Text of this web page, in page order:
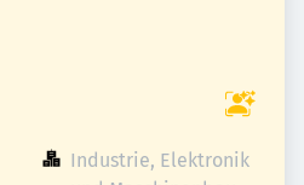
Industrie, Elektronik